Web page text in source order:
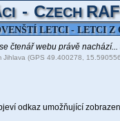
- CZECH RAF
LETCI - LETCI Z
čtenář webu právě
(GPS 49.400278,
odkaz umožňující